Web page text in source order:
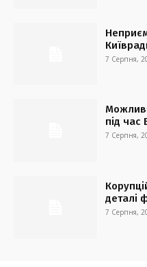
7 Серпня,
під час
7 Серпня,
деталі
7 Серпня,